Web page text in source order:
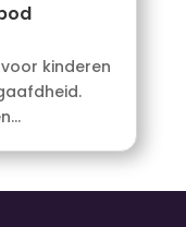
kinderen